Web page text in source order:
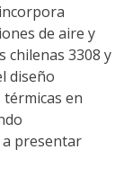
de aire y
chilenas 3308 y
diseño
en
presentar